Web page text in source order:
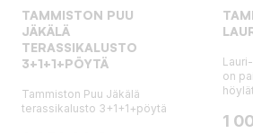
TAMMISTON PUU
JÄKÄLÄ
TERASSIKALUSTO
3+1+1+PÖYTÄ
Tammiston Puu Jäkälä
terassikalusto 3+1+1+pöytä
on
1